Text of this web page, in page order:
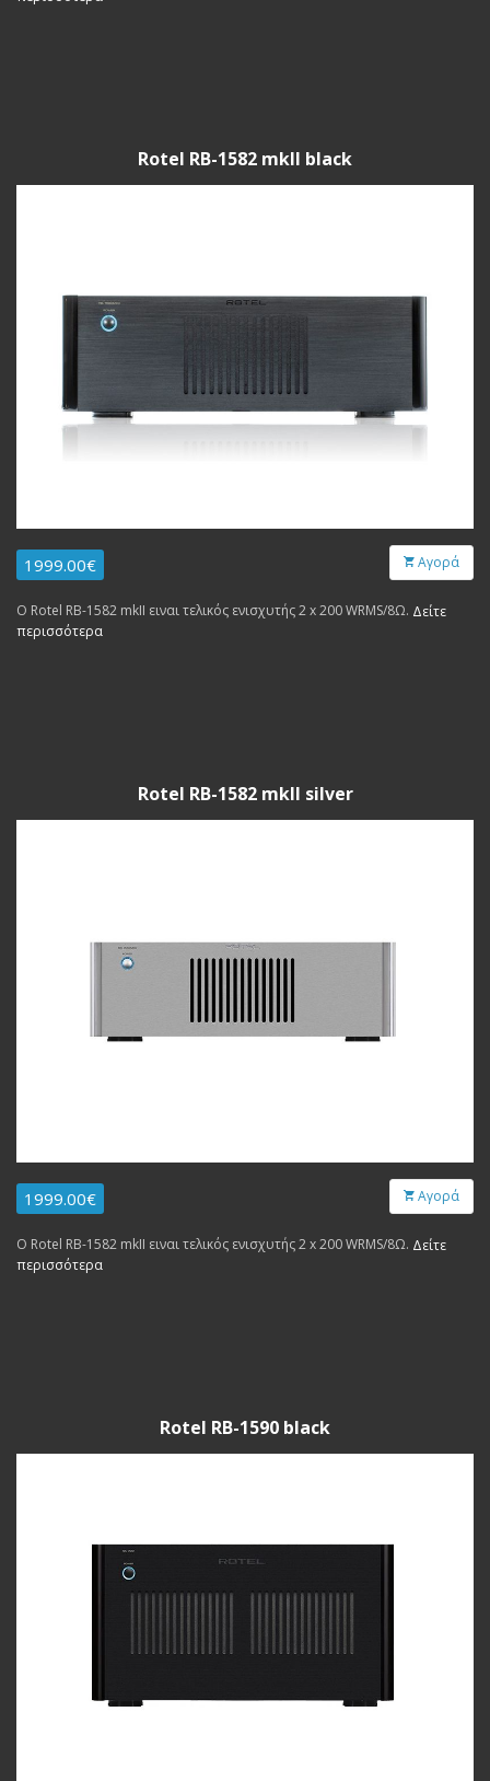
Rotel RB-1582 mkII black
1999.00€ Αγορά
Ο Rotel RB-1582 mkII ειναι τελικός ενισχυτής 2 x 200 WRMS/8Ω. Δείτε
περισσότερα
Rotel RB-1582 mkII silver
1999.00€ Αγορά
Ο Rotel RB-1582 mkII ειναι τελικός ενισχυτής 2 x 200 WRMS/8Ω. Δείτε
περισσότερα
Rotel RB-1590 black